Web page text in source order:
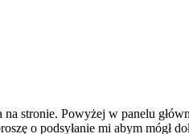
stronie. Powyżej w panelu
o podsyłanie mi abym mógł